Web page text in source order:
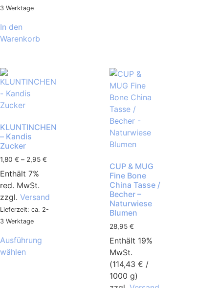
3 Werktage
In den
Warenkorb
KLUNTINCHEN
– Kandis
Zucker
1,80 € – 2,95 €
Enthält 7%
red. MwSt.
zzgl. Versand
Lieferzeit: ca. 2-
3 Werktage
Ausführung
wählen
CUP & MUG
Fine Bone
China Tasse /
Becher –
Naturwiese
Blumen
28,95 €
Enthält 19%
MwSt.
(114,43 € /
1000 g)